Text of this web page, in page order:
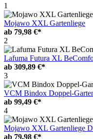
1
Mojawo XXL Gartenliege
ab 79,98 €*
2
Lafuma Futura XL
ab 309,89 €*
3
VCM Bindox Doppel-
ab 99,49 €*
4
Mojawo XXL Gartenliege
ab 79,98 €*